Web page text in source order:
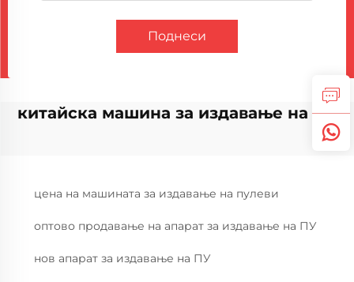
Поднеси
китайска машина за издавање на ПУ
цена на машината за издавање на пулеви
оптово продавање на апарат за издавање на ПУ
нов апарат за издавање на ПУ